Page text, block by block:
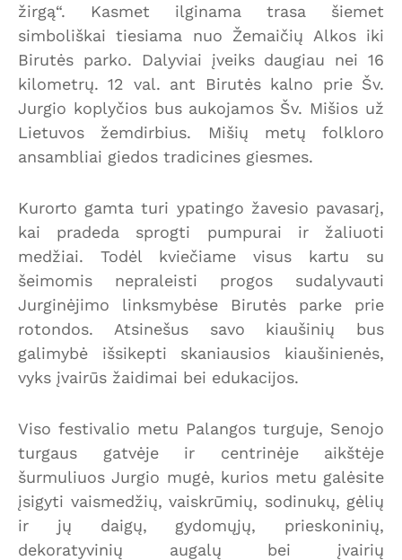
žirgą“. Kasmet ilginama trasa šiemet
simboliškai tiesiama nuo Žemaičių Alkos iki
Birutės parko. Dalyviai įveiks daugiau nei 16
kilometrų. 12 val. ant Birutės kalno prie Šv.
Jurgio koplyčios bus aukojamos Šv. Mišios už
Lietuvos žemdirbius. Mišių metų folkloro
ansambliai giedos tradicines giesmes.
Kurorto gamta turi ypatingo žavesio pavasarį,
kai pradeda sprogti pumpurai ir žaliuoti
medžiai. Todėl kviečiame visus kartu su
šeimomis nepraleisti progos sudalyvauti
Jurginėjimo linksmybėse Birutės parke prie
rotondos. Atsinešus savo kiaušinių bus
galimybė išsikepti skaniausios kiaušinienės,
vyks įvairūs žaidimai bei edukacijos.
Viso festivalio metu Palangos turguje, Senojo
turgaus gatvėje ir centrinėje aikštėje
šurmuliuos Jurgio mugė, kurios metu galėsite
įsigyti vaismedžių, vaiskrūmių, sodinukų, gėlių
ir jų daigų, gydomųjų, prieskoninių,
dekoratyvinių augalų bei įvairių